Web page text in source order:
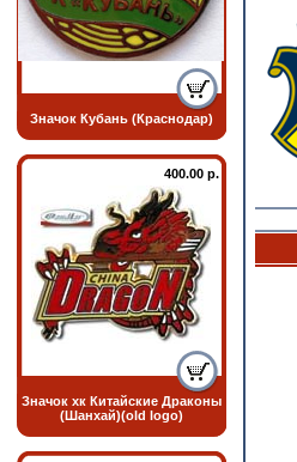
Значок Кубань (Краснодар)
400.00 р.
Значок хк Китайские Драконы
(Шанхай)(old logo)